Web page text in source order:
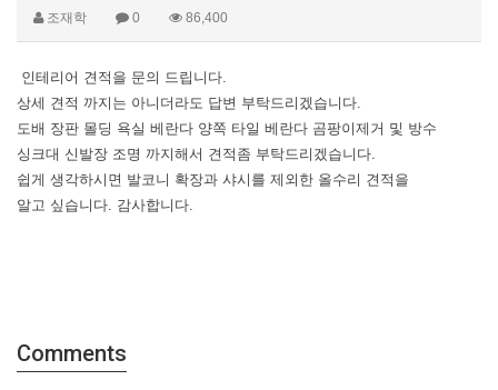
조재학 0 86,400
인테리어 견적을 문의 드립니다.
상세 견적 까지는 아니더라도 답변 부탁드리겠습니다.
도배 장판 몰딩 욕실 베란다 양쪽 타일 베란다 곰팡이제거 및 방수
싱크대 신발장 조명 까지해서 견적좀 부탁드리겠습니다.
쉽게 생각하시면 발코니 확장과 샤시를 제외한 올수리 견적을
알고 싶습니다. 감사합니다.
Comments